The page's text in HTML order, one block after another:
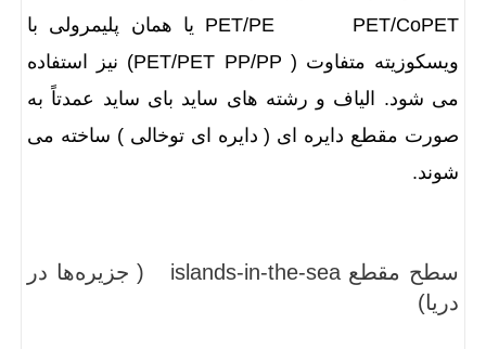
PET/PE PET/CoPET یا همان پلیمرولی با
ویسکوزیته متفاوت ( PET/PET PP/PP) نیز استفاده
می شود. الیاف و رشته های ساید بای ساید عمدتاً به
صورت مقطع دایره ای ( دایره ای توخالی ) ساخته می
شوند.
سطح مقطع islands-in-the-sea ( جزیره‌ها در
دریا)